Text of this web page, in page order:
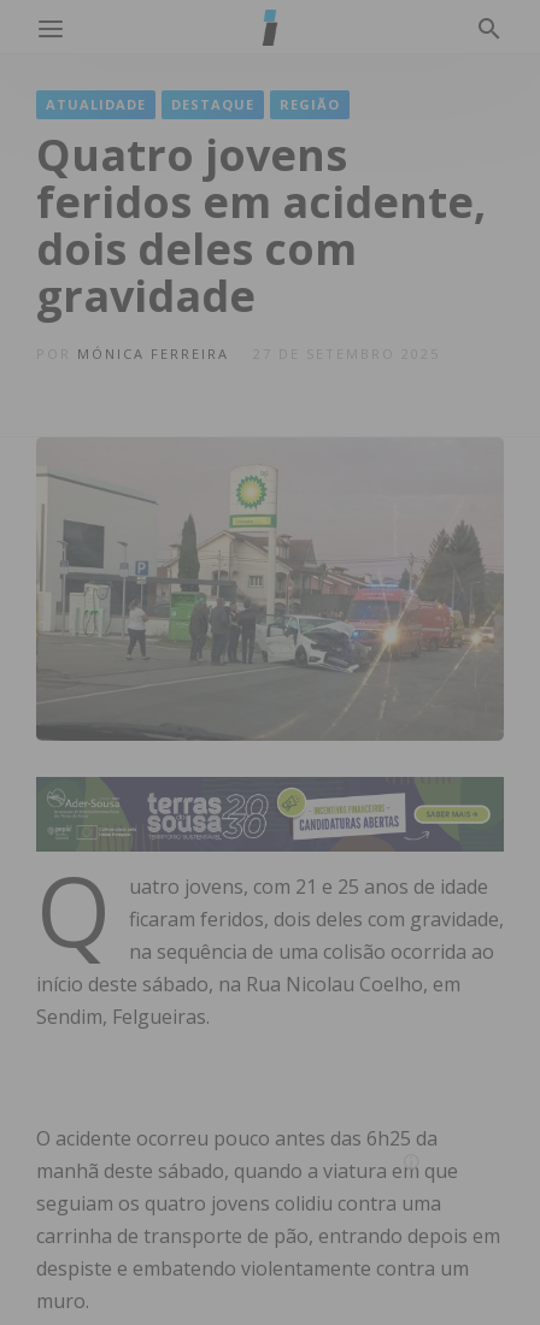
ATUALIDADE DESTAQUE REGIÃO
Quatro jovens
feridos em acidente,
dois deles com
gravidade
MÓNICA FERREIRA 27 DE SETEMBRO 2025
Q
uatro jovens, com 21 e 25 anos de idade
ficaram feridos, dois deles com gravidade,
na sequência de uma colisão ocorrida ao
início deste sábado, na Rua Nicolau Coelho, em
Sendim, Felgueiras.
O acidente ocorreu pouco antes das 6h25 da
manhã deste sábado, quando a viatura em que
seguiam os quatro jovens colidiu contra uma
carrinha de transporte de pão, entrando depois em
despiste e embatendo violentamente contra um
muro.